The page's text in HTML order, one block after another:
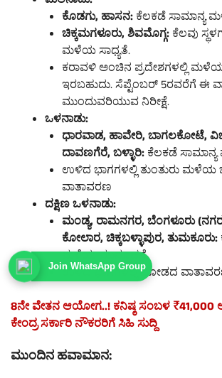
ಕೊಡಗು, ಹಾಸನ:ಕೆಲಕಡೆ ಸಾಮಾನ್ಯ
ಚಿಕ್ಕಮಗಳೂರು, ಶಿವಮೊಗ್ಗ:ಕೆಲವು
ಮಳೆಯ ಸಾಧ್ಯತೆ.
ಕರಾವಳಿ ಅಂಚಿನ ಪ್ರದೇಶಗಳಲ್ಲಿ ಮಳೆಯ
ಇರಬಹುದು. ಸೆಪ್ಟೆಂಬರ್ 5ರವರೆಗೆ ಈ
ಮುಂದುವರಿಯುವ ನಿರೀಕ್ಷೆ.
ಒಳನಾಡು:
ಧಾರವಾಡ, ಹಾವೇರಿ, ಬಾಗಲಕೋಟೆ,
ದಾವಣಗೆರೆ, ಬಳ್ಳಾರಿ:ಕೆಲಕಡೆ
ಉಳಿದ ಭಾಗಗಳಲ್ಲಿ ತುಂತುರು
ವಾತಾವರಣ
ದಕ್ಷಿಣ ಒಳನಾಡು:
ಮಂಡ್ಯ, ರಾಮನಗರ, ಬೆಂಗಳೂರು (ನಗರ
ಕೋಲಾರ, ಚಿಕ್ಕಬಳ್ಳಾಪುರ, ತುಮಕೂರು:
ಮಳೆಯ ಮುನ್ಸೂಚನೆ.
ಉಳಿದ ಭಾಗಗಳಲ್ಲಿ ಮೋಡದ
8ನೇ ವೇತನ ಆಯೋಗ..! ಕನಿಷ್ಠ ಸಂಬಳ ₹41,000
ಕೇಂದ್ರ ಸರ್ಕಾರಿ ನೌಕರರಿಗೆ ಸಿಹಿ ಸುದ್ದಿ
ಮುಂದಿನ ಹವಾಮಾನ:
Join WhatsApp Group